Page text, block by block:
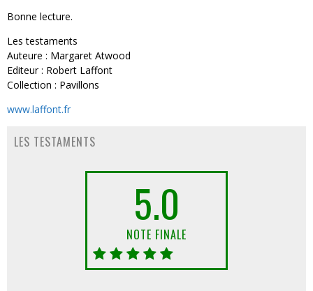
Bonne lecture.
Les testaments
Auteure : Margaret Atwood
Editeur : Robert Laffont
Collection : Pavillons
www.laffont.fr
LES TESTAMENTS
5.0
NOTE FINALE